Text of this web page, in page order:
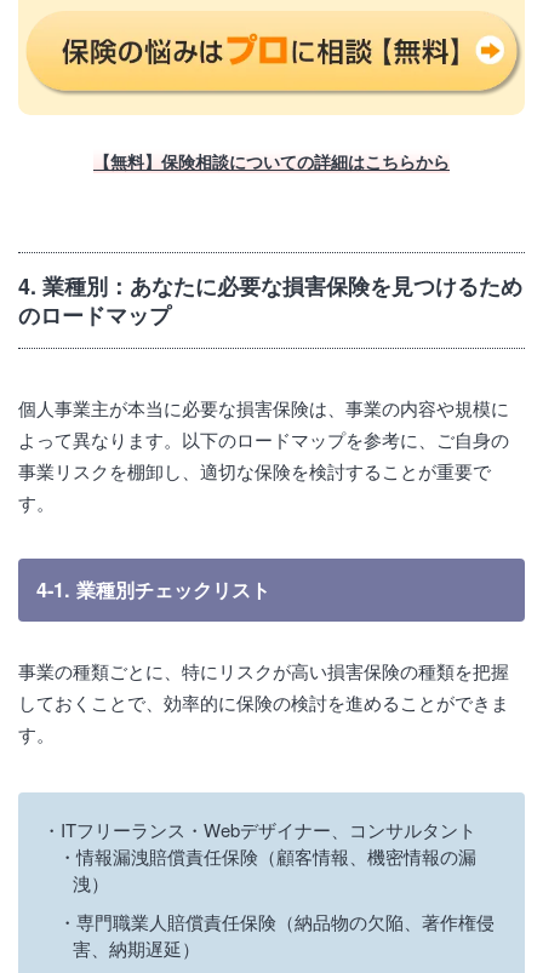
【無料】保険相談についての詳細はこちらから
4. 業種別：あなたに必要な損害保険を見つけるため
のロードマップ
個人事業主が本当に必要な損害保険は、事業の内容や規模に
よって異なります。以下のロードマップを参考に、ご自身の
事業リスクを棚卸し、適切な保険を検討することが重要で
す。
4-1. 業種別チェックリスト
事業の種類ごとに、特にリスクが高い損害保険の種類を把握
しておくことで、効率的に保険の検討を進めることができま
す。
ITフリーランス・Webデザイナー、コンサルタント
情報漏洩賠償責任保険（顧客情報、機密情報の漏
洩）
専門職業人賠償責任保険（納品物の欠陥、著作権侵
害、納期遅延）